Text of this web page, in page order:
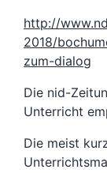
http://
2018/
zum-dialog
Die nid-
Unterricht
Die meist